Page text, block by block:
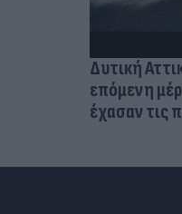
Δυτική
επόμενη
έχασαν τις